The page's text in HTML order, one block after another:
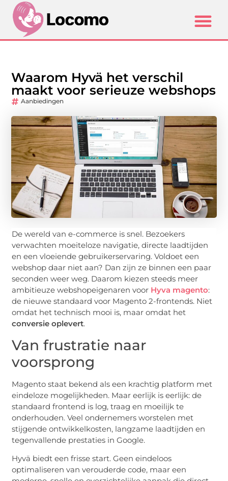
Waarom Hyvä het verschil
maakt voor serieuze webshops
Aanbiedingen
De wereld van e-commerce is snel. Bezoekers
verwachten moeiteloze navigatie, directe laadtijden
en een vloeiende gebruikerservaring. Voldoet een
webshop daar niet aan? Dan zijn ze binnen een paar
seconden weer weg. Daarom kiezen steeds meer
ambitieuze webshopeigenaren voor Hyva magento:
de nieuwe standaard voor Magento 2-frontends. Niet
omdat het technisch mooi is, maar omdat het
conversie oplevert.
Van frustratie naar
voorsprong
Magento staat bekend als een krachtig platform met
eindeloze mogelijkheden. Maar eerlijk is eerlijk: de
standaard frontend is log, traag en moeilijk te
onderhouden. Veel ondernemers worstelen met
stijgende ontwikkelkosten, langzame laadtijden en
tegenvallende prestaties in Google.
Hyvä biedt een frisse start. Geen eindeloos
optimaliseren van verouderde code, maar een